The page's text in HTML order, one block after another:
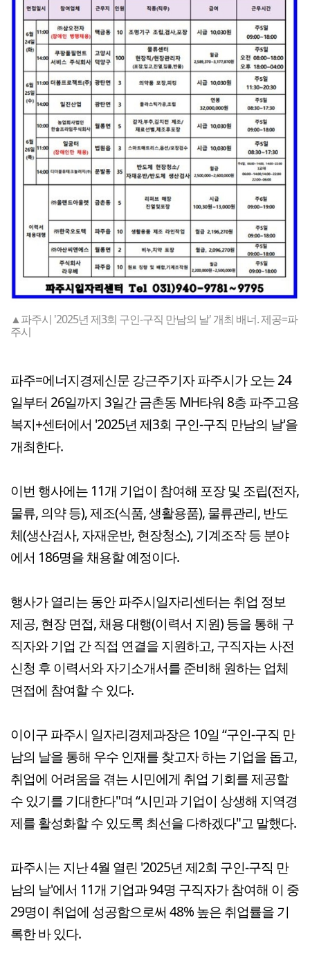
▲파주시 '2025년 제3회 구인-구직 만남의 날' 개최 배너. 제공=파
주시
파주=에너지경제신문 강근주기자 파주시가 오는 24
일부터 26일까지 3일간 금촌동 MH타워 8층 파주고용
복지+센터에서 '2025년 제3회 구인-구직 만남의 날'을
개최한다.
이번 행사에는 11개 기업이 참여해 포장 및 조립(전자,
물류, 의약 등), 제조(식품, 생활용품), 물류관리, 반도
체(생산검사, 자재운반, 현장청소), 기계조작 등 분야
에서 186명을 채용할 예정이다.
행사가 열리는 동안 파주시일자리센터는 취업 정보
제공, 현장 면접, 채용 대행(이력서 지원) 등을 통해 구
직자와 기업 간 직접 연결을 지원하고, 구직자는 사전
신청 후 이력서와 자기소개서를 준비해 원하는 업체
면접에 참여할 수 있다.
이이구 파주시 일자리경제과장은 10일 “구인-구직 만
남의 날을 통해 우수 인재를 찾고자 하는 기업을 돕고,
취업에 어려움을 겪는 시민에게 취업 기회를 제공할
수 있기를 기대한다"며 “시민과 기업이 상생해 지역경
제를 활성화할 수 있도록 최선을 다하겠다"고 말했다.
파주시는 지난 4월 열린 '2025년 제2회 구인-구직 만
남의 날'에서 11개 기업과 94명 구직자가 참여해 이 중
29명이 취업에 성공함으로써 48% 높은 취업률을 기
록한 바 있다.